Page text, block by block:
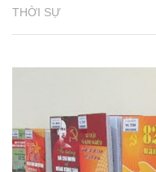
THỜI SỰ